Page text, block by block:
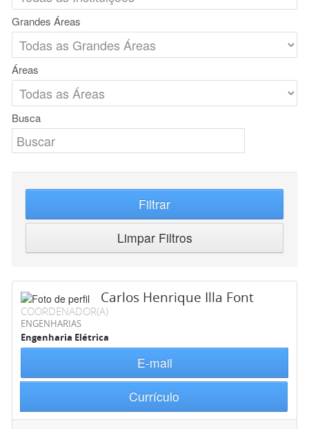
Grandes Áreas
Áreas
Busca
Filtrar
Limpar Filtros
Carlos Henrique Illa Font
COORDENADOR(A)
ENGENHARIAS
Engenharia Elétrica
E-mail
Currículo